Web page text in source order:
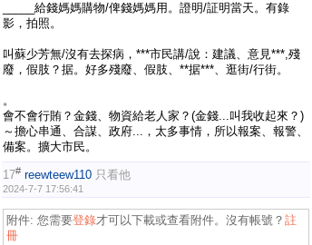
_____給錢媽媽購物/俾錢媽媽用。證明/証明當天。有錄
影，拍照。
叫蘇少芳無/沒有去探病，***市民講/說：建議、意見***,殘
廢，假肢？据。好多殘廢、假肢、**据***、逛街/行街。
。
會不會行賄？金錢、物資給老人家？(金錢...叫我收起來？)
～擔心串通、合謀、政府...，太多事情，所以報案、報警、
備案。擴大市民。
17# reewteew110 只看他
2024-7-7 17:56:41
附件: 您需要登錄才可以下載或查看附件。沒有帳號？ 註
冊